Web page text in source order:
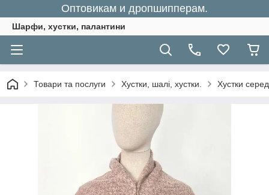
Оптовикам и дропшипперам.
Шарфи, хустки, палантини
Товари та послуги Хустки, шалі, хустки. Хустки